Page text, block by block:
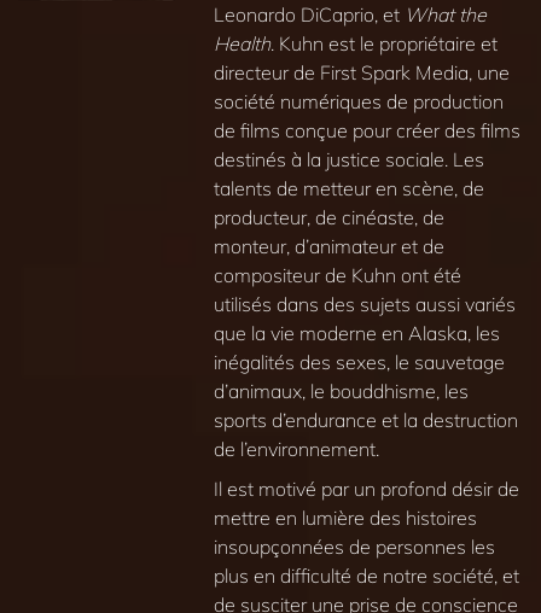
Leonardo DiCaprio, et What the
Health. Kuhn est le propriétaire et
directeur de First Spark Media, une
société numériques de production
de films conçue pour créer des films
destinés à la justice sociale. Les
talents de metteur en scène, de
producteur, de cinéaste, de
monteur, d’animateur et de
compositeur de Kuhn ont été
utilisés dans des sujets aussi variés
que la vie moderne en Alaska, les
inégalités des sexes, le sauvetage
d’animaux, le bouddhisme, les
sports d’endurance et la destruction
de l’environnement.
Il est motivé par un profond désir de
mettre en lumière des histoires
insoupçonnées de personnes les
plus en difficulté de notre société, et
de susciter une prise de conscience